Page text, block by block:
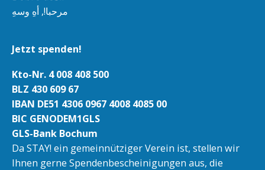
مرحبا!, أهِ وسهِ
Jetzt spenden!
Kto-Nr. 4 008 408 500
BLZ 430 609 67
IBAN DE51 4306 0967 4008 4085 00
BIC GENODEM1GLS
GLS-Bank Bochum
Da STAY! ein gemeinnütziger Verein ist, stellen wir
Ihnen gerne Spendenbescheinigungen aus, die